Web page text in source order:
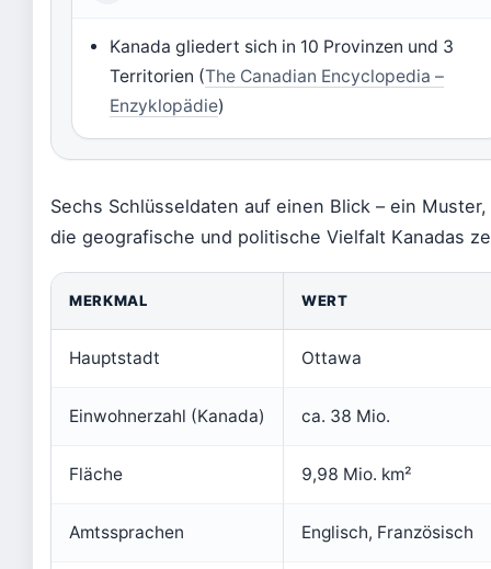
Kanada gliedert sich in 10 Provinzen und 3
Territorien (The Canadian Encyclopedia –
Enzyklopädie)
Sechs Schlüsseldaten auf einen Blick – ein Muster,
die geografische und politische Vielfalt Kanadas
MERKMAL WERT
Hauptstadt Ottawa
Einwohnerzahl (Kanada) ca. 38 Mio.
Fläche 9,98 Mio. km²
Amtssprachen Englisch, Französisch